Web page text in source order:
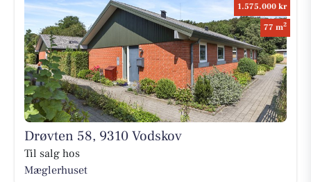
1.575.000 kr
77 m2
Drøvten 58, 9310 Vodskov
Til salg hos
Mæglerhuset